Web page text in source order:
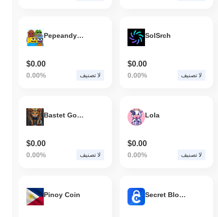
Pepeandybrettlandwolf
$0.00
0.00% لا تصنيف
SolSrch
$0.00
0.00% لا تصنيف
Bastet Goddess
$0.00
0.00% لا تصنيف
Lola
$0.00
0.00% لا تصنيف
Pinoy Coin Secret Block HIDE